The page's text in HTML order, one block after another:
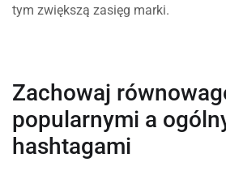
tym zwiększą zasięg marki.
Zachowaj
popularnymi a
hashtagami